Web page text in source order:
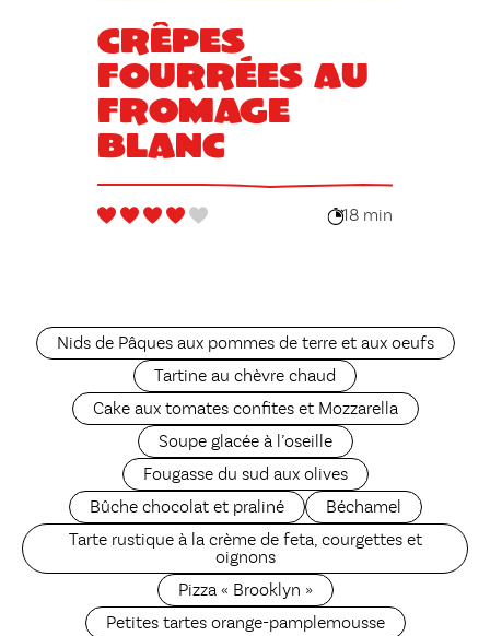
Crêpes
fourrées au
fromage
blanc
18 min
Nids de Pâques aux pommes de terre et aux oeufs
Tartine au chèvre chaud
Cake aux tomates confites et Mozzarella
Soupe glacée à l’oseille
Fougasse du sud aux olives
Bûche chocolat et praliné
Béchamel
Tarte rustique à la crème de feta, courgettes et
oignons
Pizza « Brooklyn »
Petites tartes orange-pamplemousse